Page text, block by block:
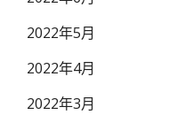
2022年5月
2022年4月
2022年3月